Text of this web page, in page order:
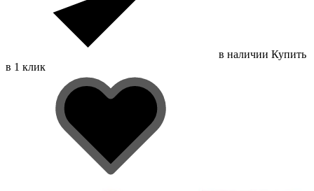
в наличии Купить
в 1 клик